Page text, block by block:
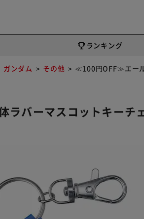
ランキング
ガンダム その他 ≪100円OFF≫エー
バーマスコットキーチ